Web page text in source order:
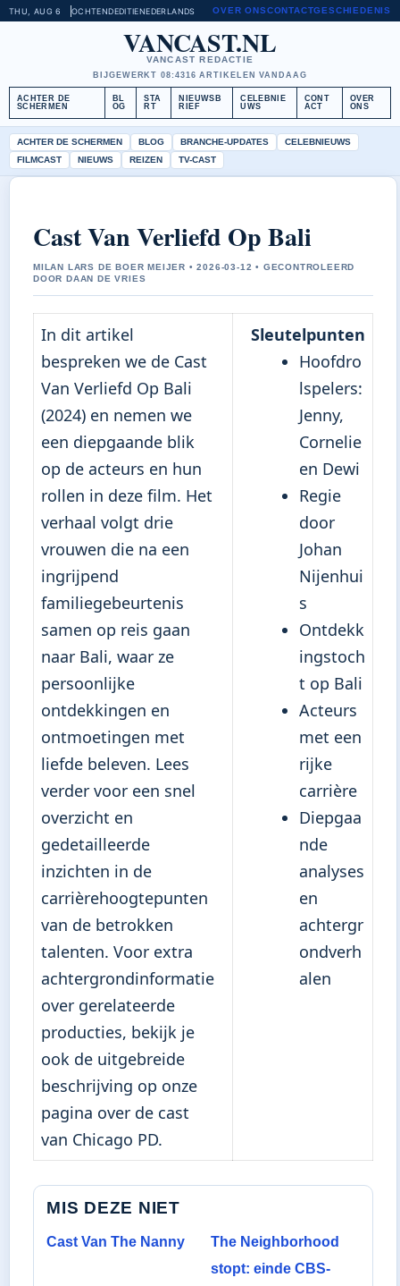
THU, AUG 6 OCHTENDEDITIENEDERLANDS OVER ONSCONTACTGESCHIEDENIS
VANCAST.NL
VANCAST REDACTIE
BIJGEWERKT 08:4316 ARTIKELEN VANDAAG
ACHTER DE
SCHERMEN
BL
OG
STA
RT
NIEUWSB
RIEF
CELEBNIE
UWS
CONT
ACT
OVER
ONS
ACHTER DE SCHERMEN BLOG BRANCHE-UPDATES
CELEBNIEUWS
FILMCAST
NIEUWS REIZEN TV-CAST
Cast Van Verliefd Op Bali
MILAN LARS DE BOER MEIJER • 2026-03-12 • GECONTROLEERD
DOOR DAAN DE VRIES
In dit artikel
bespreken we de Cast
Van Verliefd Op Bali
(2024) en nemen we
een diepgaande blik
op de acteurs en hun
rollen in deze film. Het
verhaal volgt drie
vrouwen die na een
ingrijpend
familiegebeurtenis
samen op reis gaan
naar Bali, waar ze
persoonlijke
ontdekkingen en
ontmoetingen met
liefde beleven. Lees
verder voor een snel
overzicht en
gedetailleerde
inzichten in de
carrièrehoogtepunten
van de betrokken
talenten. Voor extra
achtergrondinformatie
over gerelateerde
producties, bekijk je
ook de uitgebreide
beschrijving op onze
pagina over de cast
van Chicago PD.
Sleutelpunten
Hoofdro
lspelers:
Jenny,
Cornelie
en Dewi
Regie
door
Johan
Nijenhui
s
Ontdekk
ingstoch
t op Bali
Acteurs
met een
rijke
carrière
Diepgaa
nde
analyses
en
achtergr
ondverh
alen
MIS DEZE NIET
Cast Van The Nanny
The Neighborhood
stopt: einde CBS-